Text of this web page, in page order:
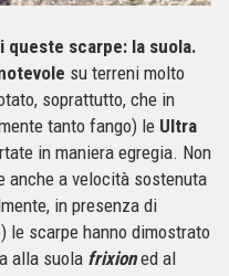
queste scarpe: la suola.
su terreni molto
soprattutto, che in
tanto fango) le Ultra
in maniera egregia. Non
anche a velocità sostenuta
in presenza di
le scarpe hanno dimostrato
alla suola frixion ed al